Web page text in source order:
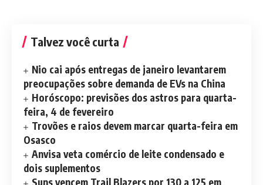
Talvez você curta
Nio cai após entregas de janeiro levantarem
preocupações sobre demanda de EVs na China
Horóscopo: previsões dos astros para quarta-
feira, 4 de fevereiro
Trovões e raios devem marcar quarta-feira em
Osasco
Anvisa veta comércio de leite condensado e
dois suplementos
Suns vencem Trail Blazers por 130 a 125 em